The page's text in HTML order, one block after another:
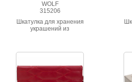
WOLF
315206
Шкатулка для хранения
украшений из